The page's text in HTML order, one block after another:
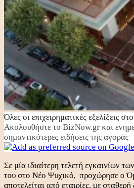
Όλες οι επιχειρηματικές εξελίξεις
Ακολουθήστε το BizNow.gr και
σημαντικότερες ειδήσεις της αγοράς
Σε μία ιδιαίτερη τελετή εγκαινίων
του στο Νέο Ψυχικό, προχώρησε ο
αποτελείται από εταιρίες, με